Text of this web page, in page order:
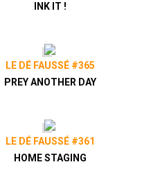
INK IT !
LE DÉ FAUSSÉ #365
PREY ANOTHER DAY
LE DÉ FAUSSÉ #361
HOME STAGING